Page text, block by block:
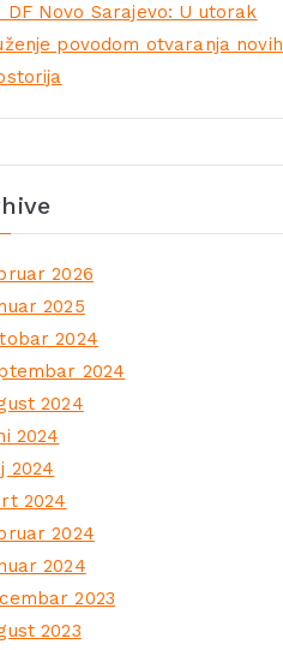
DF Novo Sarajevo: U utorak
povodom otvaranja novih
2026
2025
2024
2024
2024
2024
2024
2024
2024
2024
2023
2023